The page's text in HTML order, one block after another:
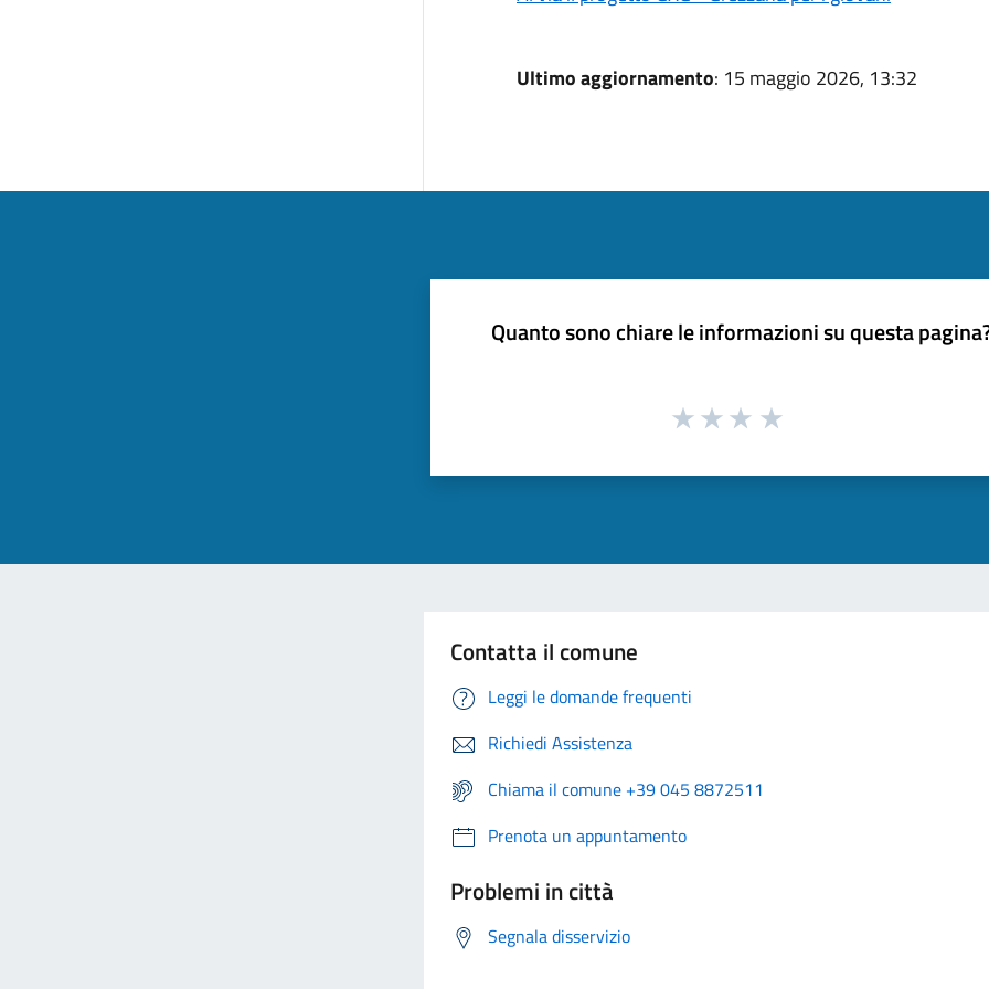
Ultimo aggiornamento: 15 maggio 2026, 13:32
Quanto sono chiare le informazioni su questa
Contatta il comune
Leggi le domande frequenti
Richiedi Assistenza
Chiama il comune +39 045 8872511
Prenota un appuntamento
Problemi in città
Segnala disservizio